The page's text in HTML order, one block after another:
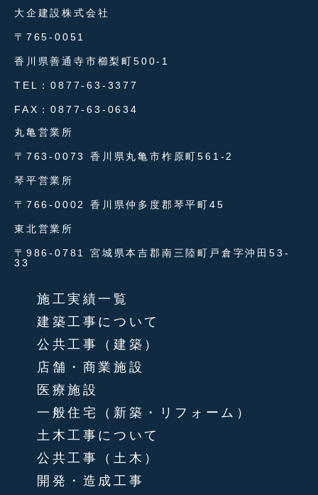
大企建設株式会社
〒765-0051
香川県善通寺市櫛梨町500-1
TEL：0877-63-3377
FAX：0877-63-0634
丸亀営業所
〒763-0073 香川県丸亀市柞原町561-2
琴平営業所
〒766-0002 香川県仲多度郡琴平町45
東北営業所
〒986-0781 宮城県本吉郡南三陸町戸倉字沖田53-
33
施工実績一覧
建築工事について
公共工事（建築）
店舗・商業施設
医療施設
一般住宅（新築・リフォーム）
土木工事について
公共工事（土木）
開発・造成工事